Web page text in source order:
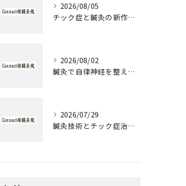
2026/08/05
チック症と鍼灸の新作治療体験談とセルフケア実践ガイド
2026/08/02
鍼灸で自律神経を整える発達障害のための実践アプローチ
2026/07/29
鍼灸技術とチック症治療の実際と大阪府大阪市城東区森之宮で選ぶ理由